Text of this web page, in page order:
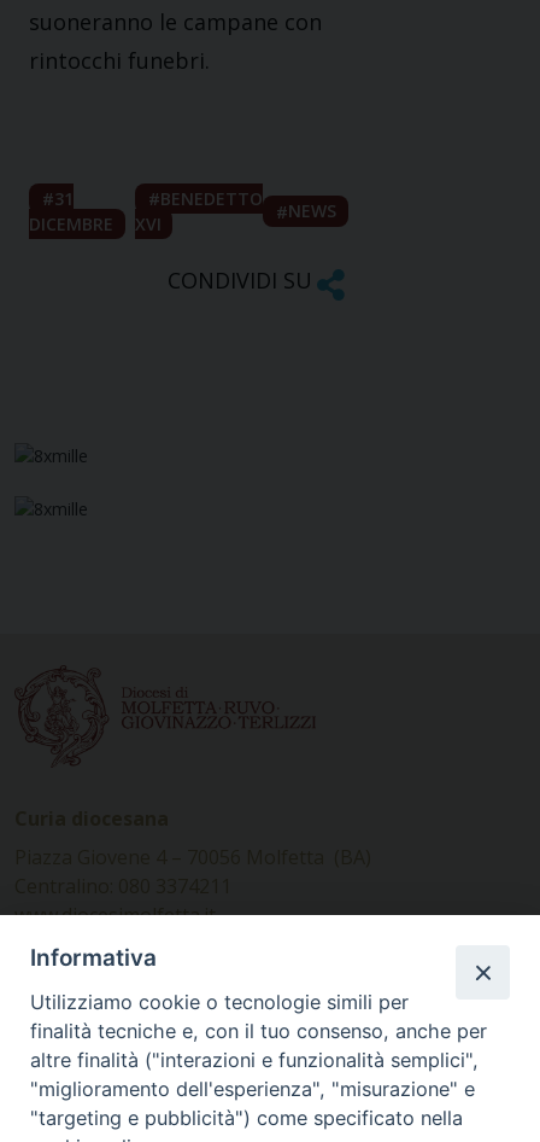
suoneranno le campane con
rintocchi funebri.
31
DICEMBRE
BENEDETTO
XVI
NEWS
CONDIVIDI SU
www.diocesimolfetta.it –
diocesimolfetta@pec.chiesacattolica.it
Ufficio Comunicazioni sociali
Piazza Giovene 4 – 70056 Molfetta (BA)
comunicazionisociali@diocesimolfetta.it
Informativa
Utilizziamo cookie o tecnologie simili per
finalità tecniche e, con il tuo consenso, anche per
altre finalità ("interazioni e funzionalità semplici",
"miglioramento dell'esperienza", "misurazione" e
"targeting e pubblicità") come specificato nella